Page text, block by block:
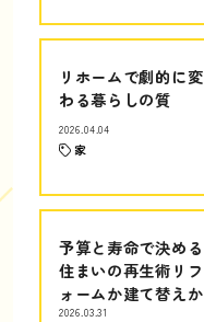
リホームで劇的に変
わる暮らしの質
2026.04.04
家
予算と寿命で決める
住まいの再生術リフ
ォームか建て替えか
2026.03.31